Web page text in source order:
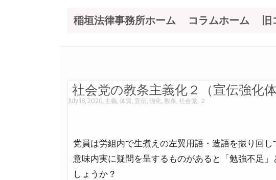
稲垣法律事務所ホーム コラムホーム
社会党の教条主義化２（宣伝強化体
July 18, 2020, 主義, 体質, 宣伝, 強化, 教条, 社会党, ２
党員は労組内で生煮えの左翼用語・造語を振り回
意味内実に疑問を呈するものがあると「勉強不足
しょうか？